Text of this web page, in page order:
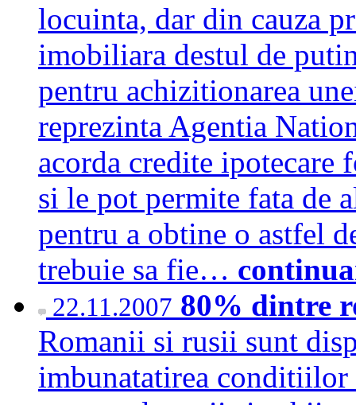
locuinta, dar din cauza
imobiliara destul de
pentru achizitionarea
reprezinta Agentia
acorda credite ipotecare
si le pot permite fata de
pentru a obtine o astfel
trebuie sa fie…
22.11.2007 80% dintre
Romanii si rusii sunt
imbunatatirea